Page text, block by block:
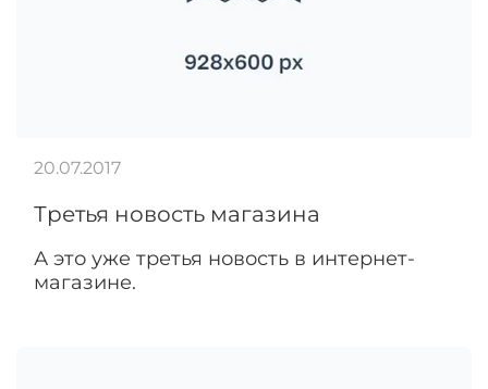
Третья новость магазина
А это уже третья новость в интернет-
магазине.
20.07.2017